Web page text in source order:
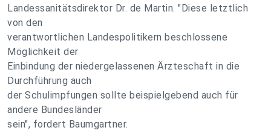
Landessanitätsdirektor Dr. de Martin. "Diese letztlich
von den
verantwortlichen Landespolitikern beschlossene
Möglichkeit der
Einbindung der niedergelassenen Ärzteschaft in die
Durchführung auch
der Schulimpfungen sollte beispielgebend auch für
andere Bundesländer
sein", fordert Baumgartner.